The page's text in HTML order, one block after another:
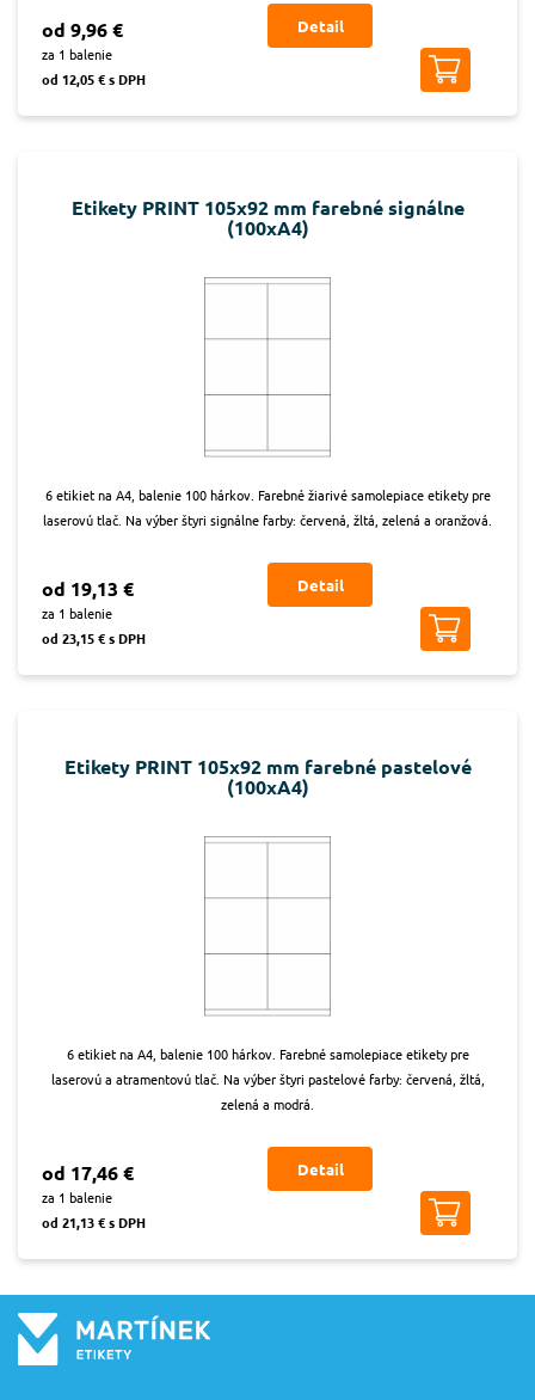
od 9,96 €
za 1 balenie
od 12,05 € s DPH
Detail
Etikety PRINT 105x92 mm farebné signálne
(100xA4)
6 etikiet na A4, balenie 100 hárkov. Farebné žiarivé samolepiace etikety pre
laserovú tlač. Na výber štyri signálne farby: červená, žltá, zelená a oranžová.
od 19,13 €
za 1 balenie
od 23,15 € s DPH
Detail
Etikety PRINT 105x92 mm farebné pastelové
(100xA4)
6 etikiet na A4, balenie 100 hárkov. Farebné samolepiace etikety pre
laserovú a atramentovú tlač. Na výber štyri pastelové farby: červená, žltá,
zelená a modrá.
od 17,46 €
za 1 balenie
od 21,13 € s DPH
Detail